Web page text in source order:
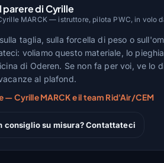
parere di Cyrille
MARCK — istruttore, pilota PWC, in volo
taglia, sulla forcella di peso o
voliamo questo materiale, lo
di Oderen. Se non fa per voi, ve lo
al plafond.
— Cyrille MARCK e il team Rid'Air/CEM
consiglio su misura? Contattateci